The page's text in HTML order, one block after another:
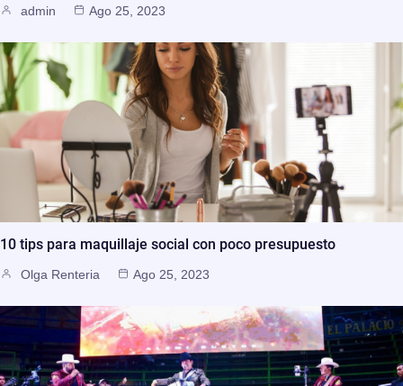
admin Ago 25, 2023
10 tips para maquillaje social con poco presupuesto
Olga Renteria Ago 25, 2023